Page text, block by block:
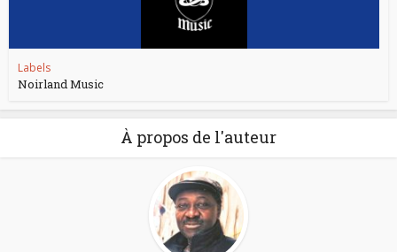
Labels
Noirland Music
À propos de l'auteur